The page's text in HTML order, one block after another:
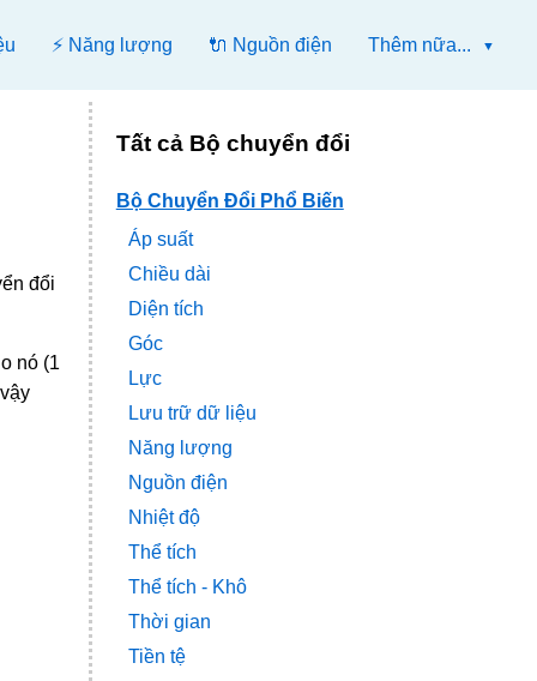
⚡ Năng lượng 🔌 Nguồn điện Thêm nữa...
đổi
nó (1
Tất cả Bộ chuyển đổi
Bộ Chuyển Đổi Phổ Biến
Áp suất
Chiều dài
Diện tích
Góc
Lực
Lưu trữ dữ liệu
Năng lượng
Nguồn điện
Nhiệt độ
Thể tích
Thể tích - Khô
Thời gian
Tiền tệ